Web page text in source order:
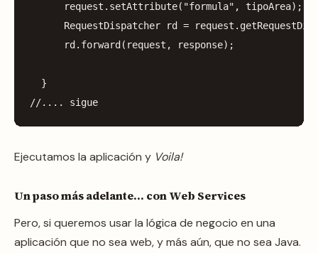
request . setAttribute( "formula" , tipoArea);
RequestDispatcher
rd = request .
rd . forward ( request , response);
}
//.... sigue
Ejecutamos la aplicación y Voila!
Un paso más adelante… con Web Services
Pero, si queremos usar la lógica de negocio en una
aplicación que no sea web, y más aún, que no sea Java.